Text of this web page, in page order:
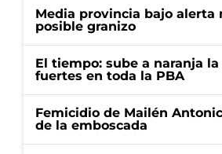
Media provincia bajo alerta
posible granizo
El tiempo: sube a naranja
fuertes en toda la PBA
Femicidio de Mailén
de la emboscada